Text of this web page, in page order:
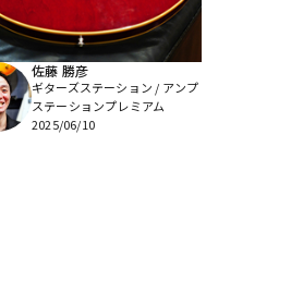
佐藤 勝彦
ギターズステーション / アンプ
ステーションプレミアム
2025/06/10